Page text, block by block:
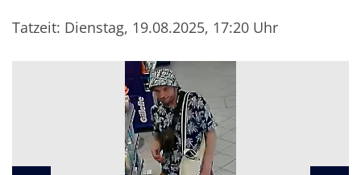
Tatzeit: Dienstag, 19.08.2025, 17:20 Uhr